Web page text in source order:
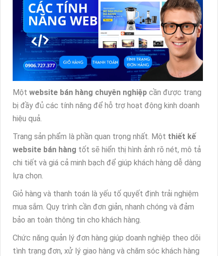
Một website bán hàng chuyên nghiệp cần được trang
bị đầy đủ các tính năng để hỗ trợ hoạt động kinh doanh
hiệu quả.
Trang sản phẩm là phần quan trọng nhất. Một thiết kế
website bán hàng tốt sẽ hiển thị hình ảnh rõ nét, mô tả
chi tiết và giá cả minh bạch để giúp khách hàng dễ dàng
lựa chọn.
Giỏ hàng và thanh toán là yếu tố quyết định trải nghiệm
mua sắm. Quy trình cần đơn giản, nhanh chóng và đảm
bảo an toàn thông tin cho khách hàng.
Chức năng quản lý đơn hàng giúp doanh nghiệp theo dõi
tình trạng đơn, xử lý giao hàng và chăm sóc khách hàng